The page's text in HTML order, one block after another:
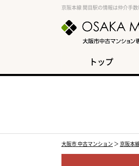
京阪本線 関目駅の情報は仲介手
トップ
大阪市 中古マンション ＞ 京阪本